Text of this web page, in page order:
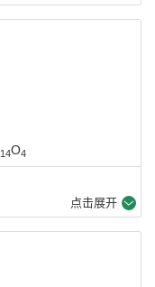
14O4
点击展开